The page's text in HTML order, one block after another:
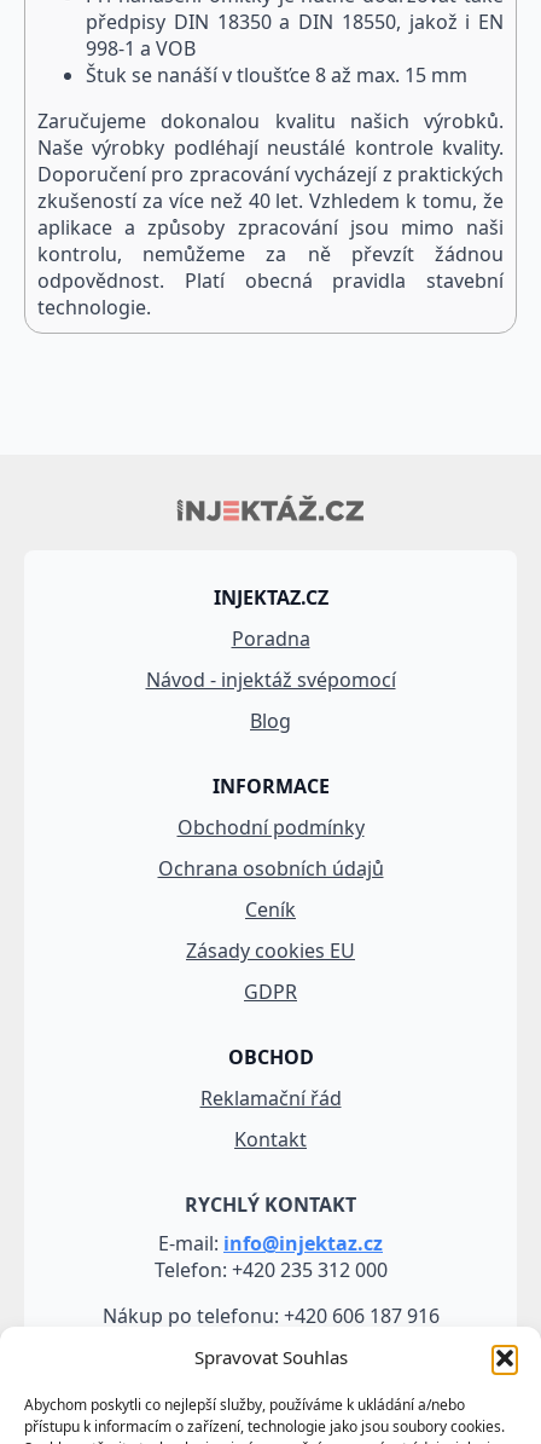
Spravovat Souhlas
Abychom poskytli co nejlepší služby, používáme k ukládání a/nebo
přístupu k informacím o zařízení, technologie jako jsou soubory cookies.
předpisy DIN 18350 a DIN 18550, jakož i EN
998-1 a VOB
Štuk se nanáší v tloušťce 8 až max. 15 mm
Zaručujeme dokonalou kvalitu našich výrobků.
Naše výrobky podléhají neustálé kontrole kvality.
Doporučení pro zpracování vycházejí z praktických
zkušeností za více než 40 let. Vzhledem k tomu, že
aplikace a způsoby zpracování jsou mimo naši
kontrolu, nemůžeme za ně převzít žádnou
odpovědnost. Platí obecná pravidla stavební
technologie.
INJEKTAZ.CZ
Poradna
Návod - injektáž svépomocí
Blog
INFORMACE
Obchodní podmínky
Ochrana osobních údajů
Ceník
Zásady cookies EU
GDPR
OBCHOD
Reklamační řád
Kontakt
RYCHLÝ KONTAKT
E-mail: info@injektaz.cz
Telefon: +420 235 312 000
Nákup po telefonu: +420 606 187 916